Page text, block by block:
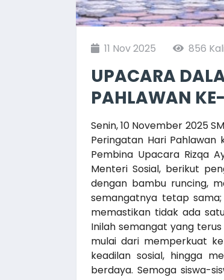
11 Nov 2025 856
UPACARA
PAHLAWAN
Senin, 10 November 2025
Peringatan Hari Pahlawan
Pembina Upacara Rizqa
Menteri Sosial, berikut
dengan bambu runcing,
semangatnya tetap
memastikan tidak ada
Inilah semangat yang
mulai dari memperkuat
keadilan sosial, hingga
berdaya. Semoga siswa-